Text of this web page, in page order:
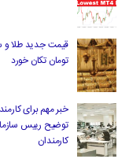
تومان تکان خورد
خبر مهم برای
توضیح رییس
کارمندان